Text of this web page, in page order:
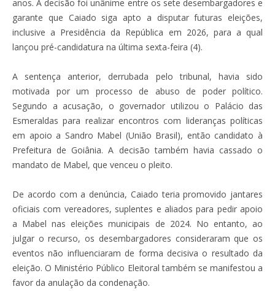
anos. A decisão foi unânime entre os sete desembargadores e
garante que Caiado siga apto a disputar futuras eleições,
inclusive a Presidência da República em 2026, para a qual
lançou pré-candidatura na última sexta-feira (4).
A sentença anterior, derrubada pelo tribunal, havia sido
motivada por um processo de abuso de poder político.
Segundo a acusação, o governador utilizou o Palácio das
Esmeraldas para realizar encontros com lideranças políticas
em apoio a Sandro Mabel (União Brasil), então candidato à
Prefeitura de Goiânia. A decisão também havia cassado o
mandato de Mabel, que venceu o pleito.
De acordo com a denúncia, Caiado teria promovido jantares
oficiais com vereadores, suplentes e aliados para pedir apoio
a Mabel nas eleições municipais de 2024. No entanto, ao
julgar o recurso, os desembargadores consideraram que os
eventos não influenciaram de forma decisiva o resultado da
eleição. O Ministério Público Eleitoral também se manifestou a
favor da anulação da condenação.